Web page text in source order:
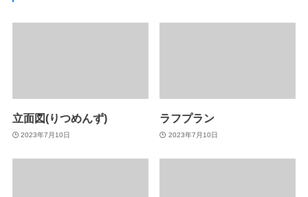
立面図(りつめんず)
2023年7月10日
ラフプラン
2023年7月10日